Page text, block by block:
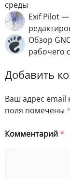
среды
Exif Pilot —
Обзор
рабочего
Добавить
Ваш адрес email
поля помечены *
Комментарий*